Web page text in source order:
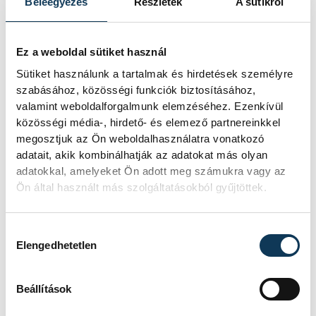
Ez a weboldal sütiket használ
Sütiket használunk a tartalmak és hirdetések személyre
szabásához, közösségi funkciók biztosításához,
valamint weboldalforgalmunk elemzéséhez. Ezenkívül
közösségi média-, hirdető- és elemező partnereinkkel
megosztjuk az Ön weboldalhasználatra vonatkozó
adatait, akik kombinálhatják az adatokat más olyan
adatokkal, amelyeket Ön adott meg számukra vagy az
Ön által használt más szolgáltatásokból gyűjtöttek.
Elengedhetetlen
Beállítások
Kezdjetek új életet – kérték
a magyar vallási vezetők
Húsvét alkalmából a legnagyobb létszámú
keresztény egyházak magyarországi
vezetői is megszólaltak vasárnap.
2023. ÁPRILIS 9. 14:27
KÖZÉLET